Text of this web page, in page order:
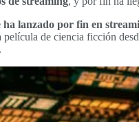
ha lanzado por fin en
película de ciencia ficción